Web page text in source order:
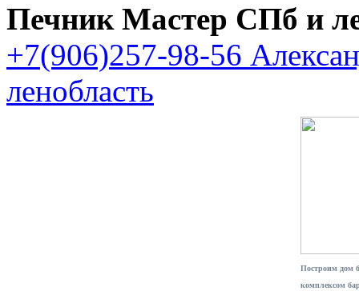
Печник Мастер СПб и
+7(906)257-98-56
ленобласть
Построим дом
комплексом